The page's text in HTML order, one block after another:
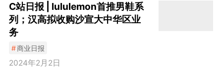
C站日报 | lululemon首推男鞋系
列；汉高拟收购沙宣大中华区业
务
#商业日报
2024年2月2日